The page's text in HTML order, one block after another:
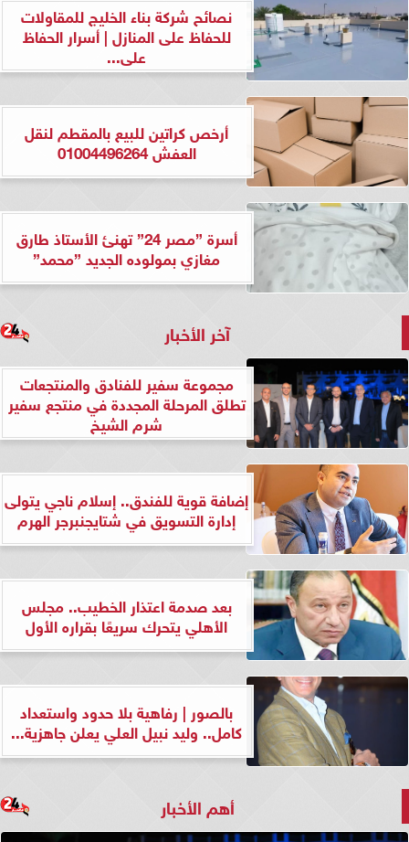
نصائح شركة بناء الخليج للمقاولات
للحفاظ على المنازل | أسرار الحفاظ
على...
أرخص كراتين للبيع بالمقطم لنقل
العفش 01004496264
أسرة ”مصر 24” تهنئ الأستاذ طارق
مغازي بمولوده الجديد ”محمد”
آخر الأخبار
مجموعة سفير للفنادق والمنتجعات
تطلق المرحلة المجددة في منتجع سفير
شرم الشيخ
إضافة قوية للفندق.. إسلام ناجي يتولى
إدارة التسويق في شتايجنبرجر الهرم
بعد صدمة اعتذار الخطيب.. مجلس
الأهلي يتحرك سريعًا بقراره الأول
بالصور | رفاهية بلا حدود واستعداد
كامل.. وليد نبيل العلي يعلن جاهزية...
أهم الأخبار